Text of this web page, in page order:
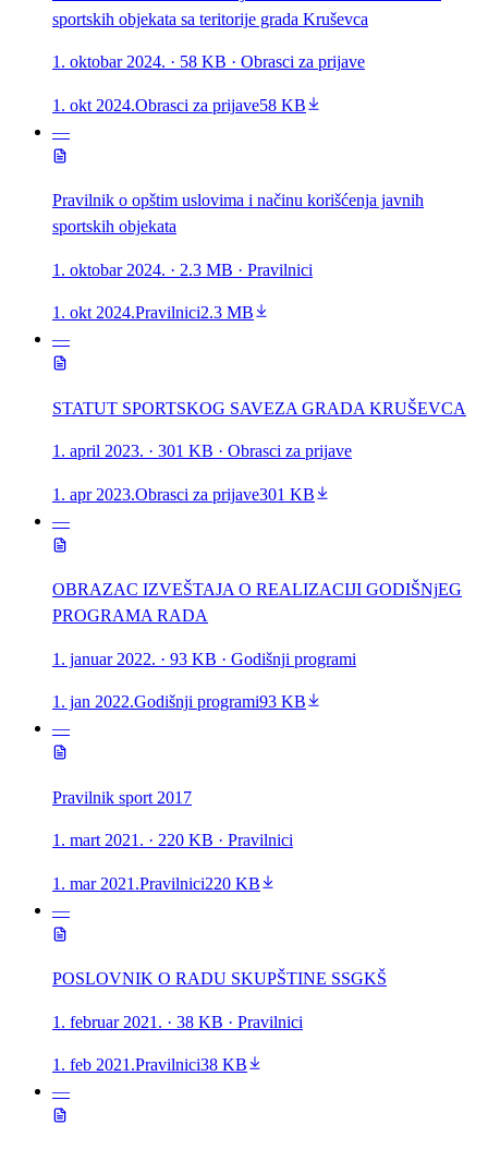
sportskih objekata sa teritorije grada Kruševca
1. oktobar 2024. · 58 KB · Obrasci za prijave
1. okt 2024.Obrasci za prijave58 KB
—
Pravilnik o opštim uslovima i načinu korišćenja javnih
sportskih objekata
1. oktobar 2024. · 2.3 MB · Pravilnici
1. okt 2024.Pravilnici2.3 MB
—
STATUT SPORTSKOG SAVEZA GRADA KRUŠEVCA
1. april 2023. · 301 KB · Obrasci za prijave
1. apr 2023.Obrasci za prijave301 KB
—
OBRAZAC IZVEŠTAJA O REALIZACIJI GODIŠNjEG
PROGRAMA RADA
1. januar 2022. · 93 KB · Godišnji programi
1. jan 2022.Godišnji programi93 KB
—
Pravilnik sport 2017
1. mart 2021. · 220 KB · Pravilnici
1. mar 2021.Pravilnici220 KB
—
POSLOVNIK O RADU SKUPŠTINE SSGKŠ
1. februar 2021. · 38 KB · Pravilnici
1. feb 2021.Pravilnici38 KB
—